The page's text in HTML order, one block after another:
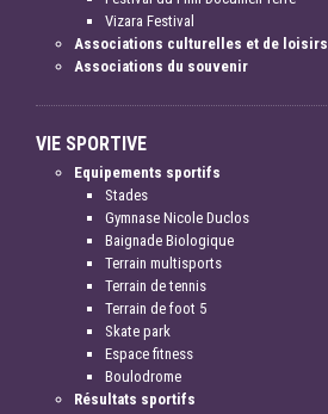
Vizara Festival
Associations culturelles et de loisirs
Associations du souvenir
VIE SPORTIVE
Equipements sportifs
Stades
Gymnase Nicole Duclos
Baignade Biologique
Terrain multisports
Terrain de tennis
Terrain de foot 5
Skate park
Espace fitness
Boulodrome
Résultats sportifs